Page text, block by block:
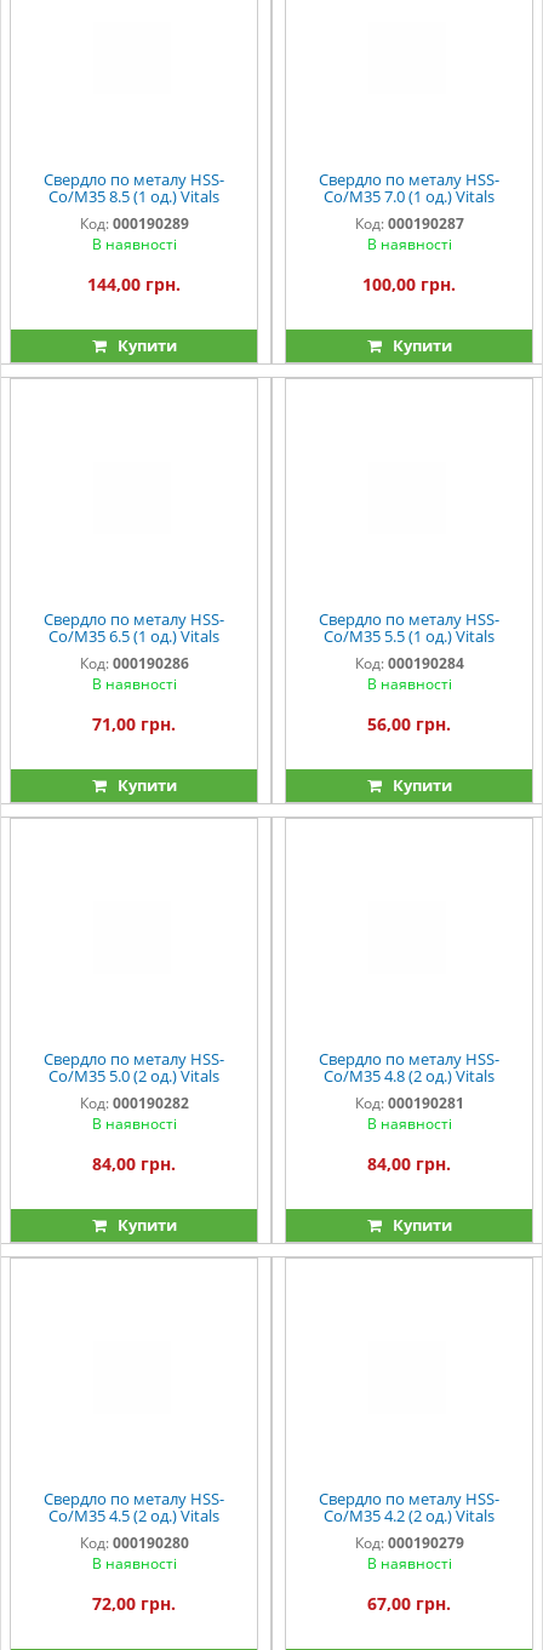
Свердло по металу HSS-
Co/M35 8.5 (1 од.) Vitals
Professional
Код: 000190289
В наявності
144,00 грн.
Купити
Свердло по металу HSS-
Co/M35 7.0 (1 од.) Vitals
Professional
Код: 000190287
В наявності
100,00 грн.
Купити
Свердло по металу HSS-
Co/M35 6.5 (1 од.) Vitals
Professional
Код: 000190286
В наявності
71,00 грн.
Купити
Свердло по металу HSS-
Co/M35 5.5 (1 од.) Vitals
Professional
Код: 000190284
В наявності
56,00 грн.
Купити
Свердло по металу HSS-
Co/M35 5.0 (2 од.) Vitals
Professional
Код: 000190282
В наявності
84,00 грн.
Купити
Свердло по металу HSS-
Co/M35 4.8 (2 од.) Vitals
Professional
Код: 000190281
В наявності
84,00 грн.
Купити
Свердло по металу HSS-
Co/M35 4.5 (2 од.) Vitals
Код: 000190280
В наявності
72,00 грн.
Свердло по металу HSS-
Co/M35 4.2 (2 од.) Vitals
Код: 000190279
В наявності
67,00 грн.